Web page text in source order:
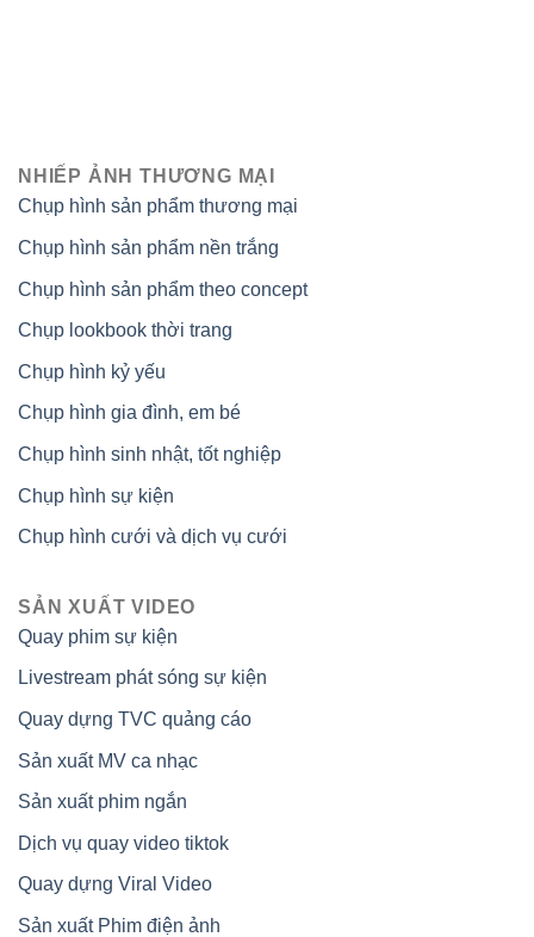
NHIẾP ẢNH THƯƠNG MẠI
Chụp hình sản phẩm thương mại
Chụp hình sản phẩm nền trắng
Chụp hình sản phẩm theo concept
Chụp lookbook thời trang
Chụp hình kỷ yếu
Chụp hình gia đình, em bé
Chụp hình sinh nhật, tốt nghiệp
Chụp hình sự kiện
Chụp hình cưới và dịch vụ cưới
SẢN XUẤT VIDEO
Quay phim sự kiện
Livestream phát sóng sự kiện
Quay dựng TVC quảng cáo
Sản xuất MV ca nhạc
Sản xuất phim ngắn
Dịch vụ quay video tiktok
Quay dựng Viral Video
Sản xuất Phim điện ảnh